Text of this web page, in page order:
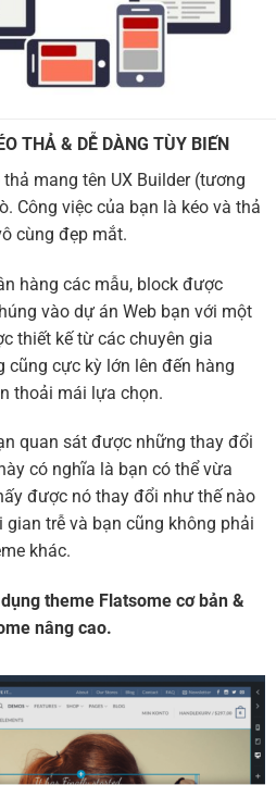
THẢ & DỄ DÀNG TÙY BIẾN
mang tên UX Builder (tương
Công việc của bạn là kéo và thả
cùng đẹp mắt.
hàng các mẫu, block được
vào dự án Web bạn với một
thiết kế từ các chuyên gia
cũng cực kỳ lớn lên đến hàng
thoải mái lựa chọn.
quan sát được những thay đổi
có nghĩa là bạn có thể vừa
được nó thay đổi như thế nào
trễ và bạn cũng không phải
khác.
theme Flatsome cơ bản &
nâng cao.